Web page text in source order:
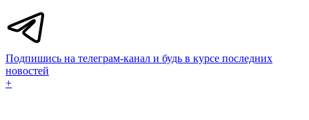
Подпишись на телеграм-канал и будь в курсе последних
новостей
+